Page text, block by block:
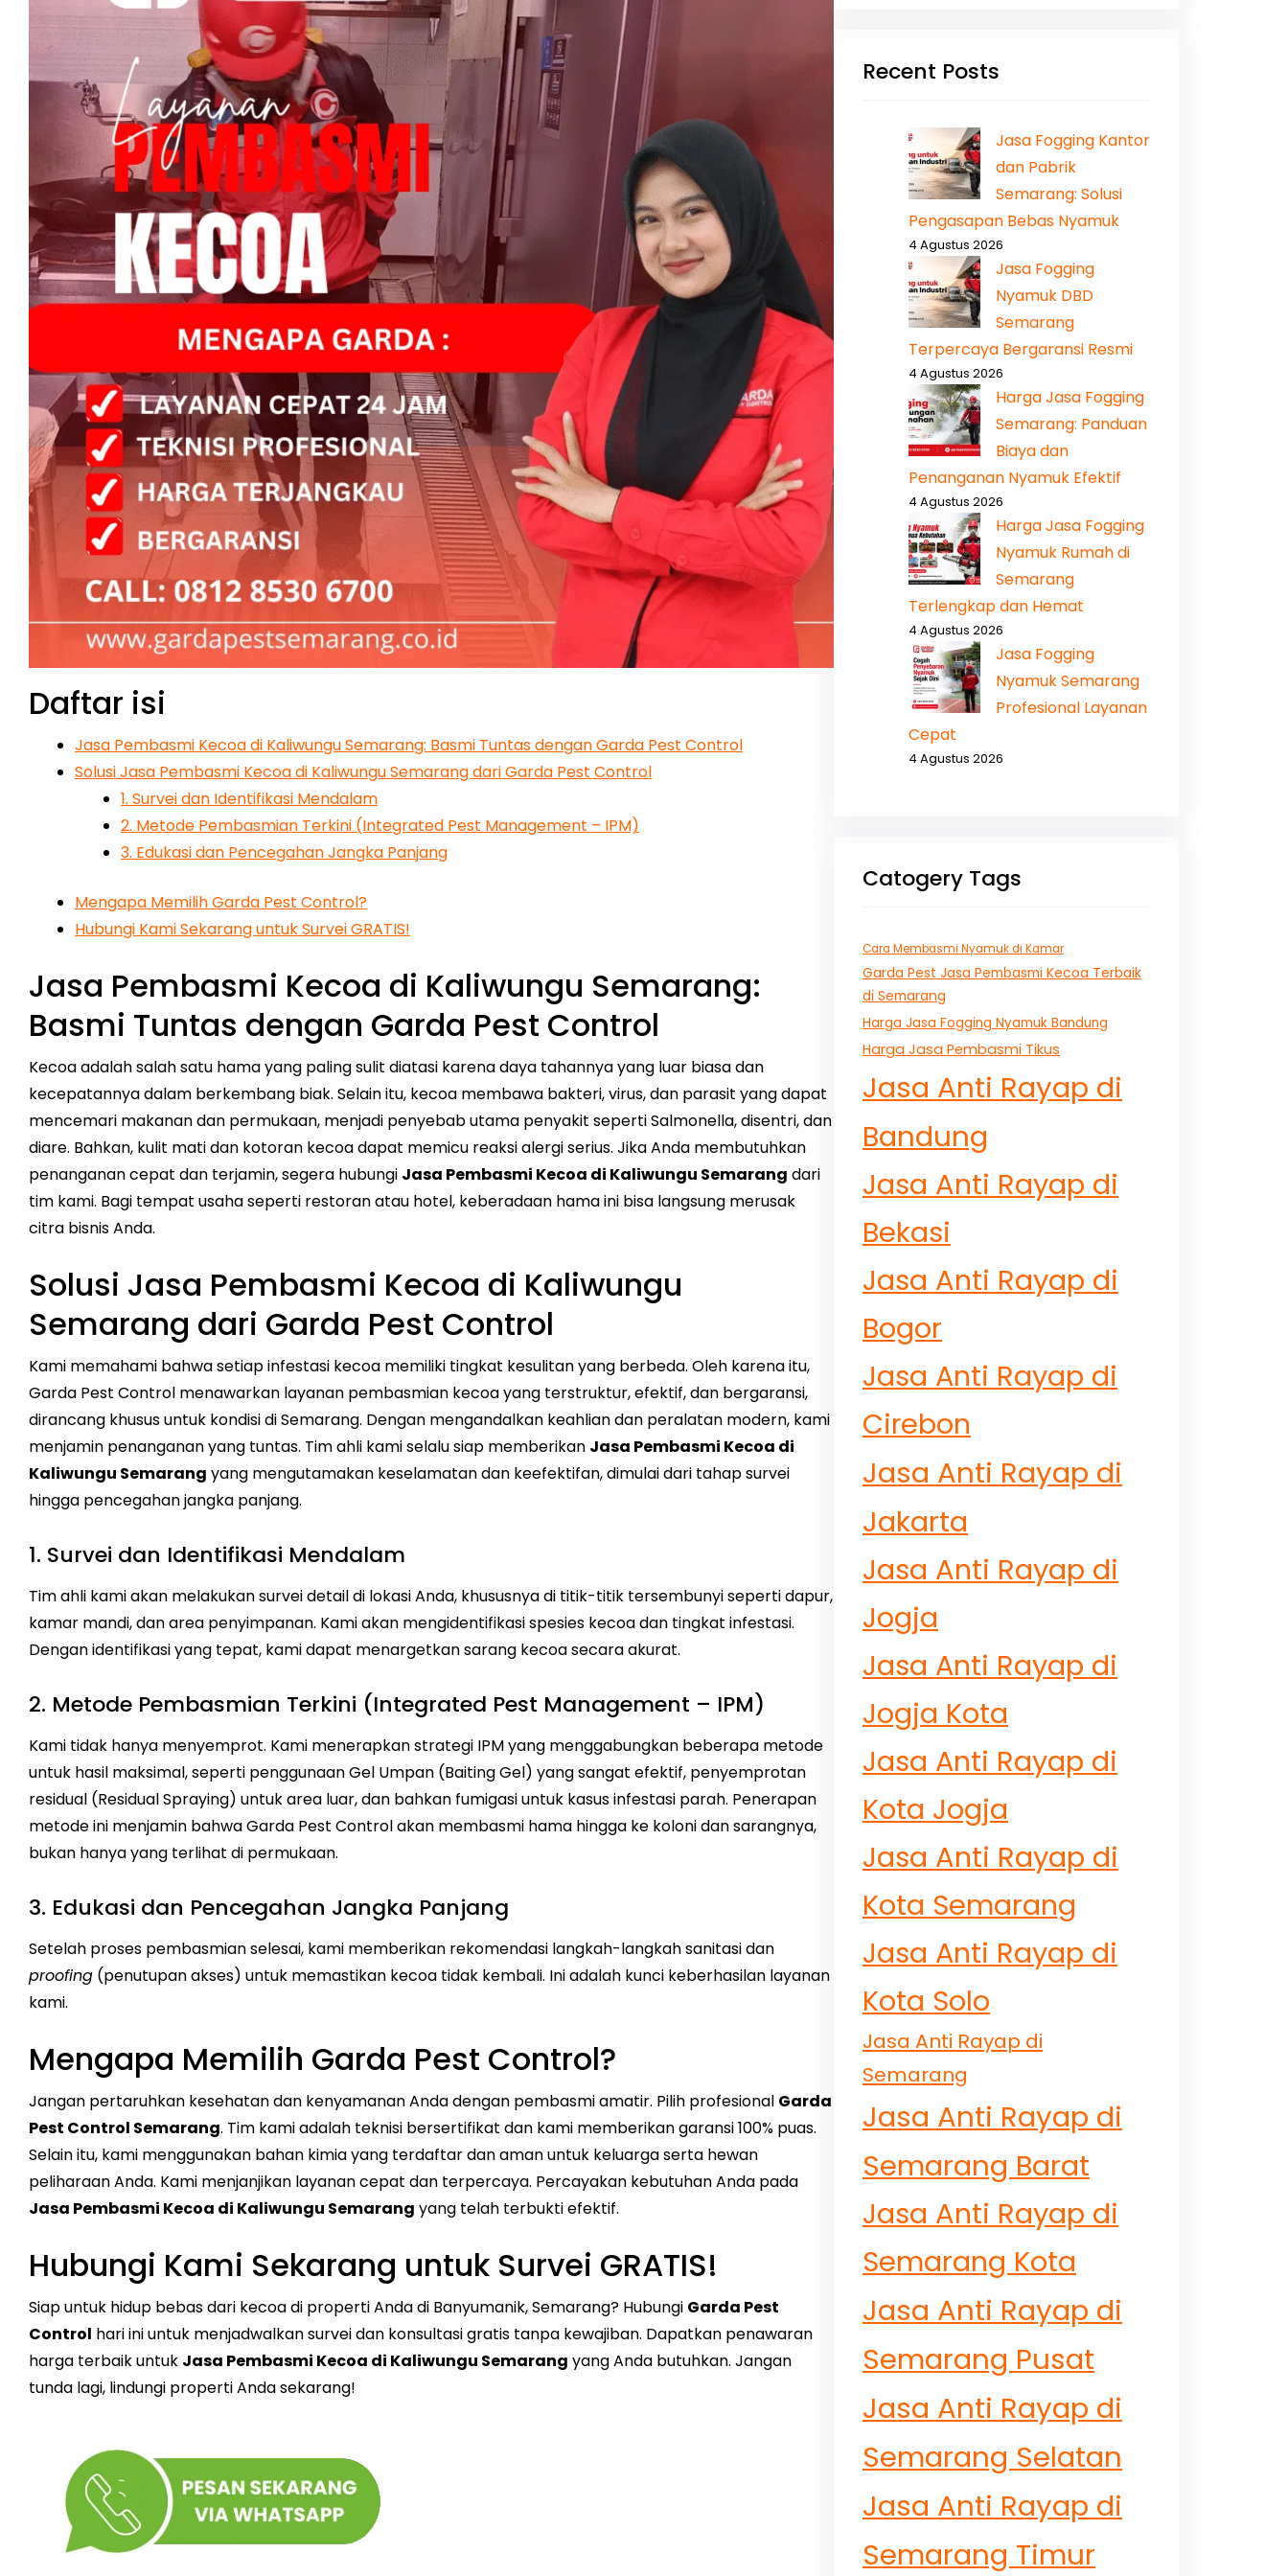
Daftar isi
Jasa Pembasmi Kecoa di Kaliwungu Semarang: Basmi Tuntas dengan Garda Pest Control
Solusi Jasa Pembasmi Kecoa di Kaliwungu Semarang dari Garda Pest Control
1. Survei dan Identifikasi Mendalam
2. Metode Pembasmian Terkini (Integrated Pest Management – IPM)
3. Edukasi dan Pencegahan Jangka Panjang
Mengapa Memilih Garda Pest Control?
Hubungi Kami Sekarang untuk Survei GRATIS!
Jasa Pembasmi Kecoa di Kaliwungu Semarang:
Basmi Tuntas dengan Garda Pest Control
Kecoa adalah salah satu hama yang paling sulit diatasi karena daya tahannya yang luar biasa dan
kecepatannya dalam berkembang biak. Selain itu, kecoa membawa bakteri, virus, dan parasit yang dapat
mencemari makanan dan permukaan, menjadi penyebab utama penyakit seperti Salmonella, disentri, dan
diare. Bahkan, kulit mati dan kotoran kecoa dapat memicu reaksi alergi serius. Jika Anda membutuhkan
penanganan cepat dan terjamin, segera hubungi Jasa Pembasmi Kecoa di Kaliwungu Semarang dari
tim kami. Bagi tempat usaha seperti restoran atau hotel, keberadaan hama ini bisa langsung merusak
citra bisnis Anda.
Solusi Jasa Pembasmi Kecoa di Kaliwungu
Semarang dari Garda Pest Control
Kami memahami bahwa setiap infestasi kecoa memiliki tingkat kesulitan yang berbeda. Oleh karena itu,
Garda Pest Control menawarkan layanan pembasmian kecoa yang terstruktur, efektif, dan bergaransi,
dirancang khusus untuk kondisi di Semarang. Dengan mengandalkan keahlian dan peralatan modern, kami
menjamin penanganan yang tuntas. Tim ahli kami selalu siap memberikan Jasa Pembasmi Kecoa di
Kaliwungu Semarang yang mengutamakan keselamatan dan keefektifan, dimulai dari tahap survei
hingga pencegahan jangka panjang.
1. Survei dan Identifikasi Mendalam
Tim ahli kami akan melakukan survei detail di lokasi Anda, khususnya di titik-titik tersembunyi seperti dapur,
kamar mandi, dan area penyimpanan. Kami akan mengidentifikasi spesies kecoa dan tingkat infestasi.
Dengan identifikasi yang tepat, kami dapat menargetkan sarang kecoa secara akurat.
2. Metode Pembasmian Terkini (Integrated Pest Management – IPM)
Kami tidak hanya menyemprot. Kami menerapkan strategi IPM yang menggabungkan beberapa metode
untuk hasil maksimal, seperti penggunaan Gel Umpan (Baiting Gel) yang sangat efektif, penyemprotan
residual (Residual Spraying) untuk area luar, dan bahkan fumigasi untuk kasus infestasi parah. Penerapan
metode ini menjamin bahwa Garda Pest Control akan membasmi hama hingga ke koloni dan sarangnya,
bukan hanya yang terlihat di permukaan.
3. Edukasi dan Pencegahan Jangka Panjang
Setelah proses pembasmian selesai, kami memberikan rekomendasi langkah-langkah sanitasi dan
proofing (penutupan akses) untuk memastikan kecoa tidak kembali. Ini adalah kunci keberhasilan layanan
kami.
Mengapa Memilih Garda Pest Control?
Jangan pertaruhkan kesehatan dan kenyamanan Anda dengan pembasmi amatir. Pilih profesional Garda
Pest Control Semarang. Tim kami adalah teknisi bersertifikat dan kami memberikan garansi 100% puas.
Selain itu, kami menggunakan bahan kimia yang terdaftar dan aman untuk keluarga serta hewan
peliharaan Anda. Kami menjanjikan layanan cepat dan terpercaya. Percayakan kebutuhan Anda pada
Jasa Pembasmi Kecoa di Kaliwungu Semarang yang telah terbukti efektif.
Hubungi Kami Sekarang untuk Survei GRATIS!
Siap untuk hidup bebas dari kecoa di properti Anda di Banyumanik, Semarang? Hubungi Garda Pest
Control hari ini untuk menjadwalkan survei dan konsultasi gratis tanpa kewajiban. Dapatkan penawaran
harga terbaik untuk Jasa Pembasmi Kecoa di Kaliwungu Semarang yang Anda butuhkan. Jangan
tunda lagi, lindungi properti Anda sekarang!
Recent Posts
Jasa Fogging Kantor
dan Pabrik
Semarang: Solusi
Pengasapan Bebas Nyamuk
4 Agustus 2026
Jasa Fogging
Nyamuk DBD
Semarang
Terpercaya Bergaransi Resmi
4 Agustus 2026
Harga Jasa Fogging
Semarang: Panduan
Biaya dan
Penanganan Nyamuk Efektif
4 Agustus 2026
Harga Jasa Fogging
Nyamuk Rumah di
Semarang
Terlengkap dan Hemat
4 Agustus 2026
Jasa Fogging
Nyamuk Semarang
Profesional Layanan
Cepat
4 Agustus 2026
Catogery Tags
Cara Membasmi Nyamuk di Kamar
Garda Pest Jasa Pembasmi Kecoa Terbaik
di Semarang
Harga Jasa Fogging Nyamuk Bandung
Harga Jasa Pembasmi Tikus
Jasa Anti Rayap di
Bandung
Jasa Anti Rayap di
Bekasi
Jasa Anti Rayap di
Bogor
Jasa Anti Rayap di
Cirebon
Jasa Anti Rayap di
Jakarta
Jasa Anti Rayap di
Jogja
Jasa Anti Rayap di
Jogja Kota
Jasa Anti Rayap di
Kota Jogja
Jasa Anti Rayap di
Kota Semarang
Jasa Anti Rayap di
Kota Solo
Jasa Anti Rayap di
Semarang
Jasa Anti Rayap di
Semarang Barat
Jasa Anti Rayap di
Semarang Kota
Jasa Anti Rayap di
Semarang Pusat
Jasa Anti Rayap di
Semarang Selatan
Jasa Anti Rayap di
Semarang Timur